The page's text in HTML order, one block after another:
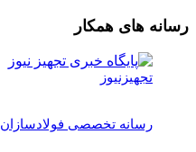
رسانه های همکار
تجهیزنیوز
رسانه تخصصی فولادسازان